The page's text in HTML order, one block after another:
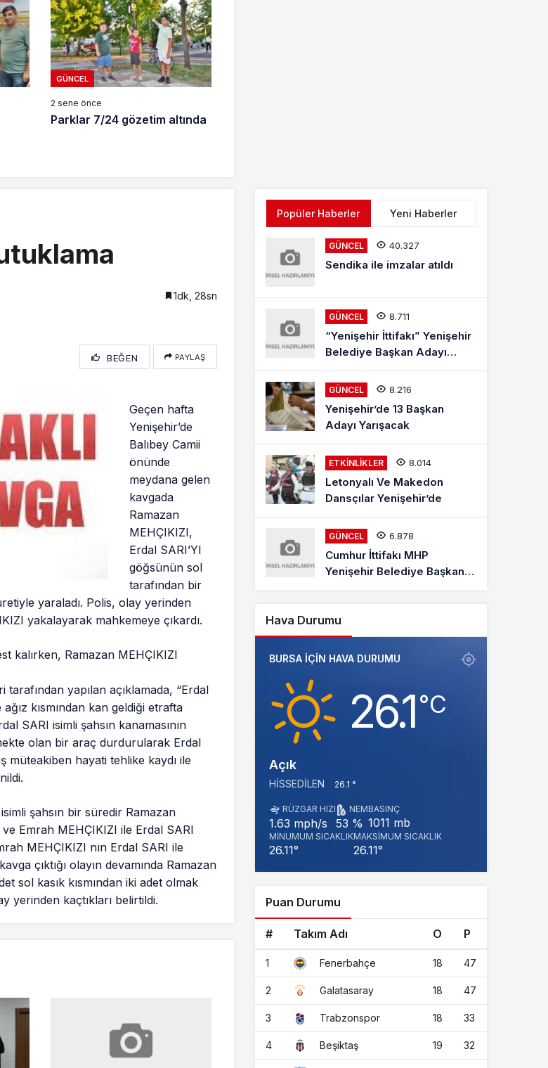
GÜNCEL
2 sene önce
Parklar 7/24 gözetim altında
1dk, 28sn
BEĞEN PAYLAŞ
Geçen hafta
Yenişehir’de
Balıbey Camii
önünde
meydana gelen
kavgada
Ramazan
MEHÇIKIZI,
Erdal SARI’YI
göğsünün sol
tarafından bir
yaraladı. Polis, olay yerinden
yakalayarak mahkemeye çıkardı.
kalırken, Ramazan MEHÇIKIZI
yapılan açıklamada, “Erdal
kısmından kan geldiği etrafta
SARI isimli şahsın kanamasının
olan bir araç durdurularak Erdal
müteakiben hayati tehlike kaydı ile
şahsın bir süredir Ramazan
Emrah MEHÇIKIZI ile Erdal SARI
MEHÇIKIZI nın Erdal SARI ile
çıktığı olayın devamında Ramazan
sol kasık kısmından iki adet olmak
yerinden kaçtıkları belirtildi.
Popüler Haberler Yeni Haberler
GÜNCEL 40.327
Sendika ile imzalar atıldı
GÜNCEL 8.711
“Yenişehir İttifakı” Yenişehir
Belediye Başkan Adayı
Mehmet Kaya Röportajı
GÜNCEL 8.216
Yenişehir’de 13 Başkan
Adayı Yarışacak
ETKINLIKLER 8.014
Letonyalı Ve Makedon
Dansçılar Yenişehir’de
GÜNCEL 6.878
Cumhur İttifakı MHP
Yenişehir Belediye Başkan
Hava Durumu
BURSA IÇIN HAVA DURUMU
26.1‎°C
Açık
HISSEDILEN 26.1 °
RÜZGAR HIZI
1.63 mph/s
NEM
53 %
BASINÇ
1011 mb
MINUMUM SICAKLIK
26.11°
MAKSIMUM SICAKLIK
26.11°
Puan Durumu
# Takım Adı O P
1 Fenerbahçe 18 47
2 Galatasaray 18 47
3 Trabzonspor 18 33
4 Beşiktaş 19 32